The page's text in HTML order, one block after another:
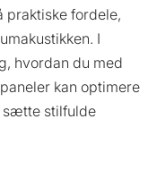
praktiske fordele,
I
hvordan du med
kan optimere
sætte stilfulde